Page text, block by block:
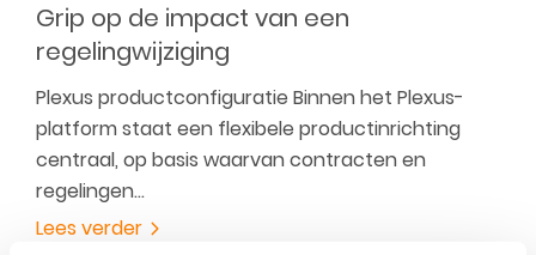
Grip op de impact van een
regelingwijziging
Plexus productconfiguratie Binnen het Plexus-
platform staat een flexibele productinrichting
centraal, op basis waarvan contracten en
regelingen…
Lees verder